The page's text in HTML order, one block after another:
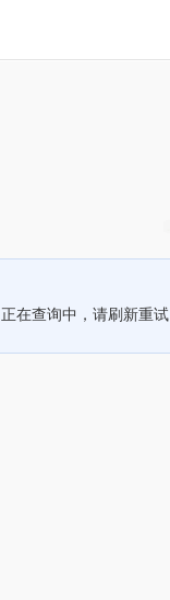
正在查询中，请刷新重试